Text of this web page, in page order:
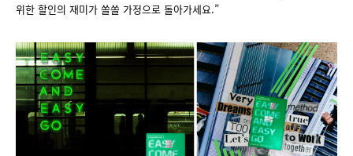
위한 할인의 재미가 쏠쏠 가정으로 돌아가세요.”